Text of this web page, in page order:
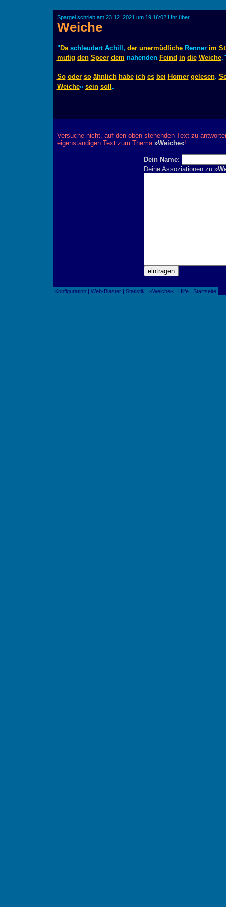
Spargel schrieb am 23.12. 2021 um 19:16:02 Uhr über
Weiche
"Daschleudert Achill, der unermüdlicheRenner im
mutig den Speer dem nahenden Feind in die Weiche."
So oder so ähnlich habe ich es bei Homer gelesen.
Weiche« sein soll .
Versuche nicht, auf den oben stehenden Text zu
eigenständigen Text zum Thema »Weiche«!
Dein Name:
Deine Assoziationen zu »
Konfiguration| Web-Blaster| Statistik | »Weiche«| Hilfe| Startseite